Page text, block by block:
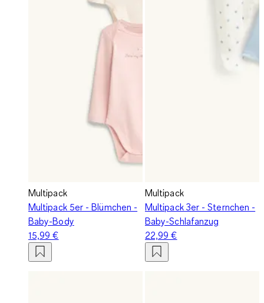
Multipack
Multipack 5er - Blümchen -
Baby-Body
15,99 €
Multipack
Multipack 3er - Sternchen -
Baby-Schlafanzug
22,99 €